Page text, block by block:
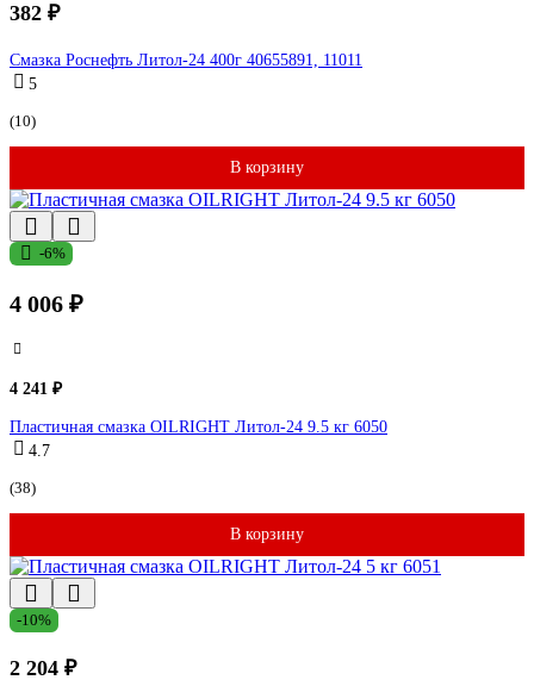
382 ₽
Смазка Роснефть Литол-24 400г 40655891, 11011
5
(10)
В корзину
-6%
4 006 ₽
4 241 ₽
Пластичная смазка OILRIGHT Литол-24 9.5 кг 6050
4.7
(38)
В корзину
-10%
2 204 ₽